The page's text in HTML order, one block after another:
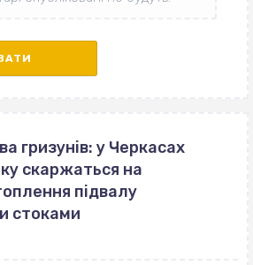
гризунів: у Черкасах
скаржаться на
підвалу
стоками